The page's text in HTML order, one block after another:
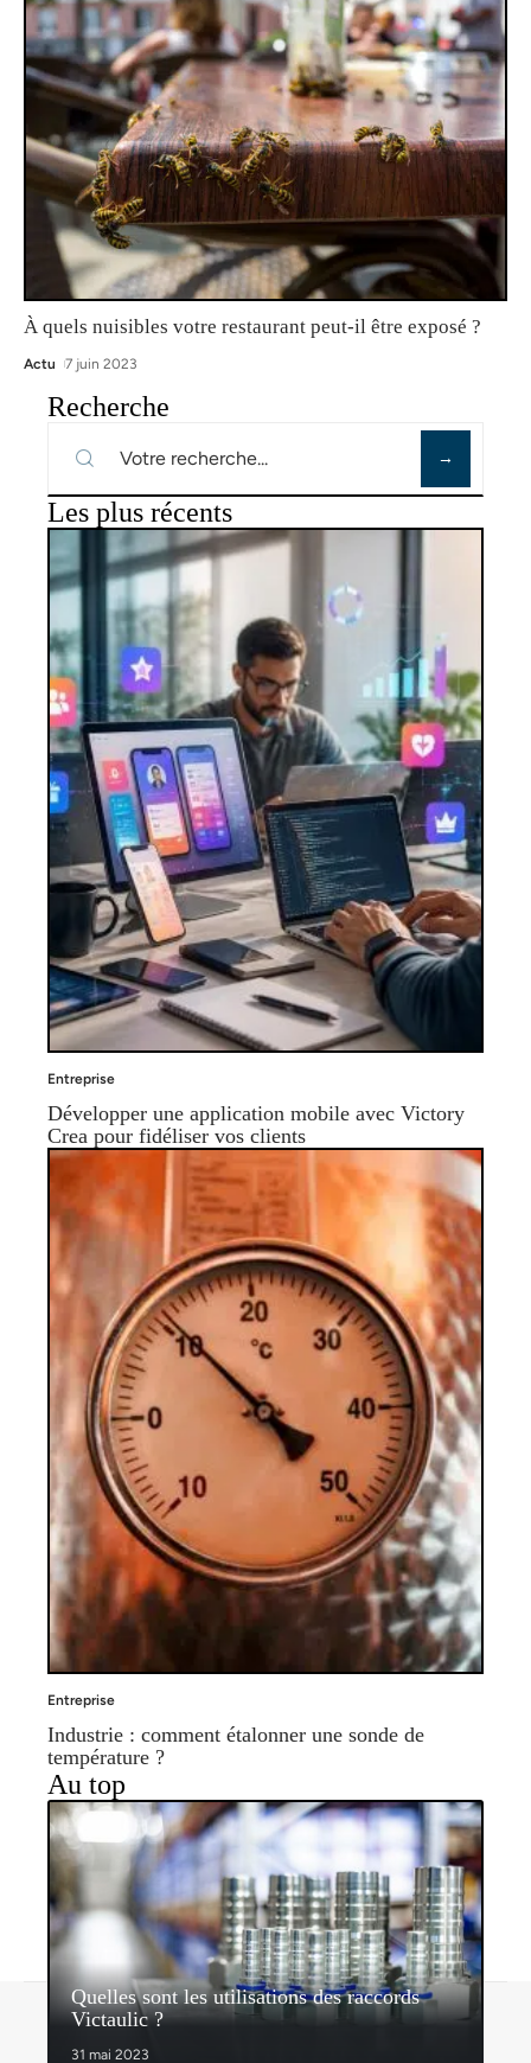
À quels nuisibles votre restaurant peut-il être exposé ?
Actu 7 juin 2023
Recherche
Les plus récents
Entreprise
Développer une application mobile avec Victory
Crea pour fidéliser vos clients
Entreprise
Industrie : comment étalonner une sonde de
température ?
Au top
Quelles sont les utilisations des raccords
Victaulic ?
31 mai 2023
Contact Mentions légales Sitemap